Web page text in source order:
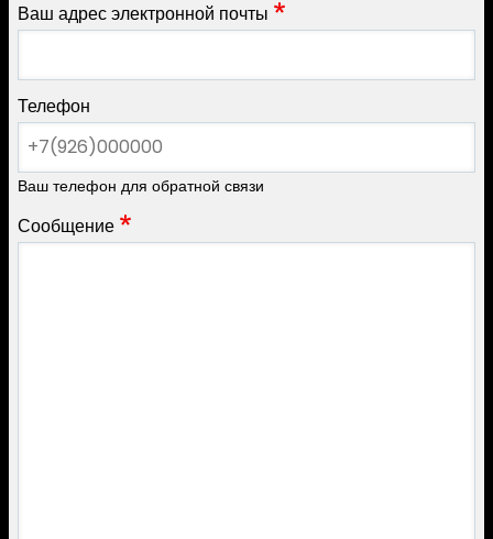
Ваш адрес электронной почты
Телефон
Ваш телефон для обратной связи
Сообщение